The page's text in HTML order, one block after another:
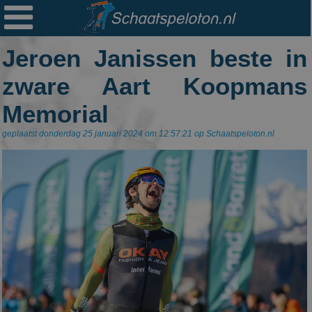

Jeroen Janissen beste in
zware Aart Koopmans
Memorial
geplaatst donderdag 25 januari 2024 om 12:57:21 op Schaatspeloton.nl